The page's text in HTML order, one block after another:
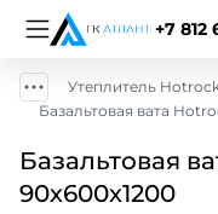
+7 812
Утеплитель
Базальтовая вата
Базальтовая
90х600х1200